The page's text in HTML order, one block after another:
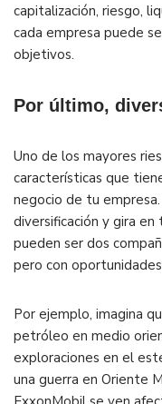
capitalización, riesgo,
cada empresa puede
objetivos.
Por último,
Uno de los mayores
características que
negocio de tu
diversificación y gira
pueden ser dos
pero con
Por ejemplo, imagina
petróleo en medio
exploraciones en el
una guerra en Oriente